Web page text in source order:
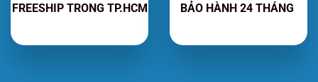
FREESHIP TRONG TP.HCM BẢO HÀNH 24 THÁNG